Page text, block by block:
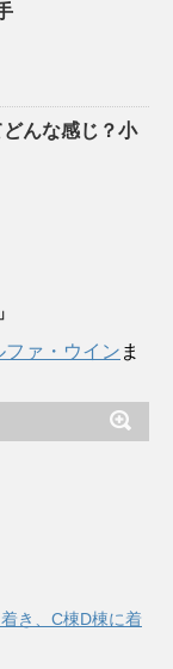
んな感じ？小
ァ・ウイン ま
き、C棟D棟に着